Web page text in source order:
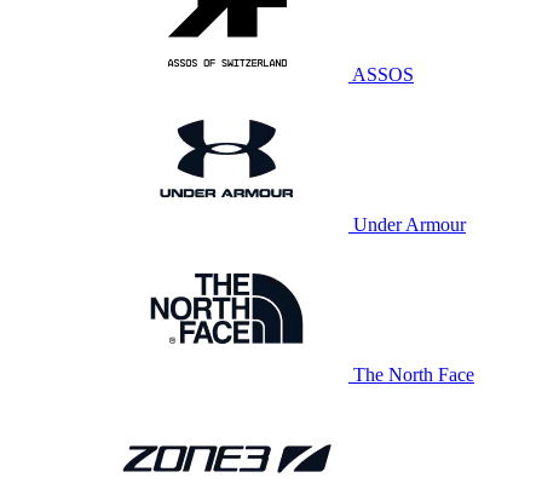
ASSOS
Under Armour
The North Face